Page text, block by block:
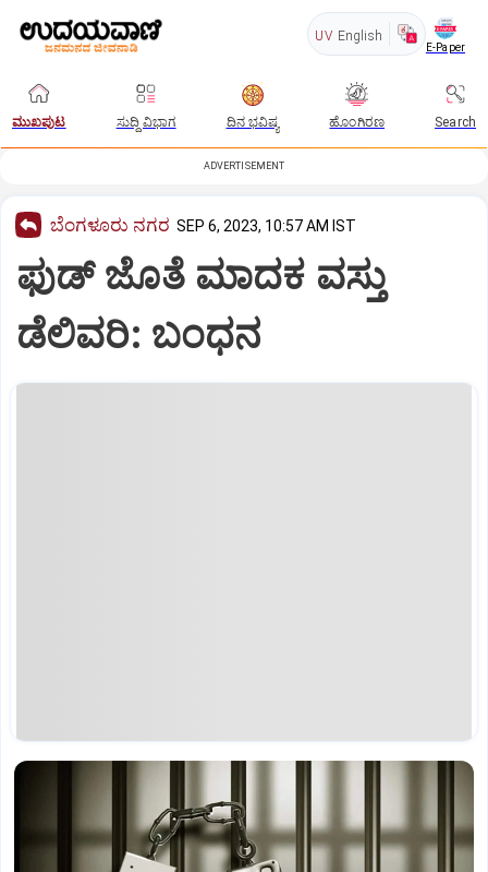
UV English
E-Paper
ಮುಖಪುಟ ಸುದ್ದಿ ವಿಭಾಗ ದಿನ ಭವಿಷ್ಯ ಹೊಂಗಿರಣ Search
ADVERTISEMENT
ಬೆಂಗಳೂರು ನಗರ SEP 6, 2023, 10:57 AM IST
ಫುಡ್‌ ಜೊತೆ ಮಾದಕ ವಸ್ತು
ಡೆಲಿವರಿ: ಬಂಧನ